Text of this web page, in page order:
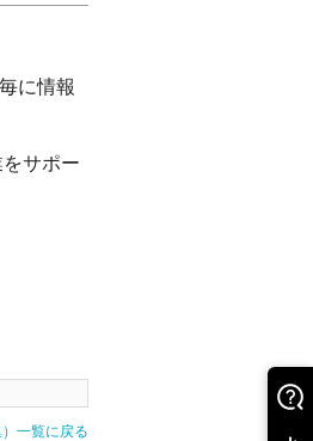
に情報
サポー
一覧に戻る